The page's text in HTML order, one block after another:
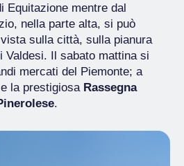
Equitazione mentre dal
nella parte alta, si può
sulla città, sulla pianura
Valdesi. Il sabato mattina si
mercati del Piemonte; a
la prestigiosa Rassegna
.